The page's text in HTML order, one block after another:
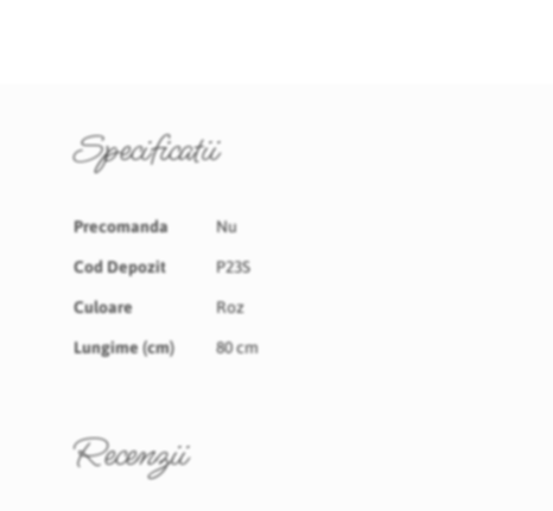
Specificatii
Specificatii
Precomanda Nu
Cod Depozit P23S
Culoare Roz
Lungime (cm) 80 cm
Recenzii